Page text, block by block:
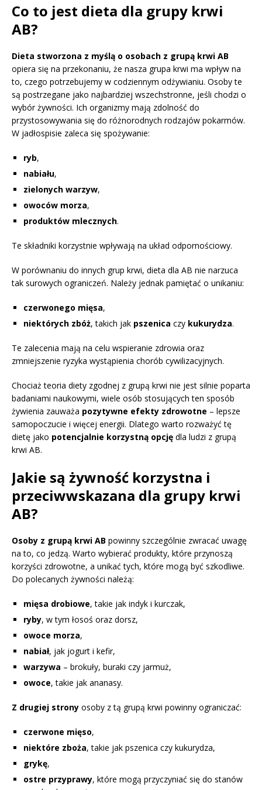
Co to jest dieta dla grupy krwi
AB?
Dieta stworzona z myślą o osobach z grupą krwi AB
opiera się na przekonaniu, że nasza grupa krwi ma wpływ na
to, czego potrzebujemy w codziennym odżywianiu. Osoby te
są postrzegane jako najbardziej wszechstronne, jeśli chodzi o
wybór żywności. Ich organizmy mają zdolność do
przystosowywania się do różnorodnych rodzajów pokarmów.
W jadłospisie zaleca się spożywanie:
ryb,
nabiału,
zielonych warzyw,
owoców morza,
produktów mlecznych.
Te składniki korzystnie wpływają na układ odpornościowy.
W porównaniu do innych grup krwi, dieta dla AB nie narzuca
tak surowych ograniczeń. Należy jednak pamiętać o unikaniu:
czerwonego mięsa,
niektórych zbóż, takich jak pszenica czy kukurydza.
Te zalecenia mają na celu wspieranie zdrowia oraz
zmniejszenie ryzyka wystąpienia chorób cywilizacyjnych.
Chociaż teoria diety zgodnej z grupą krwi nie jest silnie poparta
badaniami naukowymi, wiele osób stosujących ten sposób
żywienia zauważa pozytywne efekty zdrowotne – lepsze
samopoczucie i więcej energii. Dlatego warto rozważyć tę
dietę jako potencjalnie korzystną opcję dla ludzi z grupą
krwi AB.
Jakie są żywność korzystna i
przeciwwskazana dla grupy krwi
AB?
Osoby z grupą krwi AB powinny szczególnie zwracać uwagę
na to, co jedzą. Warto wybierać produkty, które przynoszą
korzyści zdrowotne, a unikać tych, które mogą być szkodliwe.
Do polecanych żywności należą:
mięsa drobiowe, takie jak indyk i kurczak,
ryby, w tym łosoś oraz dorsz,
owoce morza,
nabiał, jak jogurt i kefir,
warzywa – brokuły, buraki czy jarmuż,
owoce, takie jak ananasy.
Z drugiej strony osoby z tą grupą krwi powinny ograniczać:
czerwone mięso,
niektóre zboża, takie jak pszenica czy kukurydza,
grykę,
ostre przyprawy, które mogą przyczyniać się do stanów